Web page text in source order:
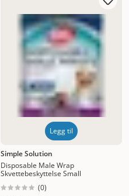
Legg til
Simple Solution
Disposable Male Wrap
Skvettebeskyttelse Small
(0)